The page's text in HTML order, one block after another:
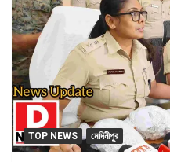
TOP NEWS মেদিনীপুর